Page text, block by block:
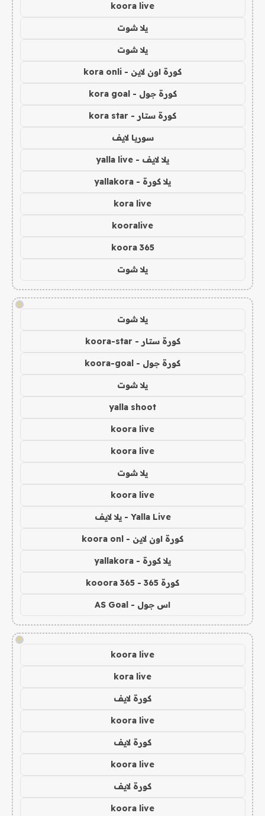
koora live
يلا شوت
يلا شوت
كورة اون لاين - kora onli
كورة جول - kora goal
كورة ستار - kora star
سوريا لايف
يلا لايف - yalla live
يلا كورة - yallakora
kora live
kooralive
koora 365
يلا شوت
!
يلا شوت
كورة ستار - koora-star
كورة جول - koora-goal
يلا شوت
yalla shoot
koora live
koora live
يلا شوت
koora live
Yalla Live - يلا لايف
كورة اون لاين - koora onl
يلا كورة - yallakora
كورة 365 - kooora 365
اس جول - AS Goal
!
koora live
kora live
كورة لايف
koora live
كورة لايف
koora live
كورة لايف
koora live